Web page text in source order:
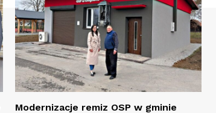
Modernizacje remiz OSP w gminie